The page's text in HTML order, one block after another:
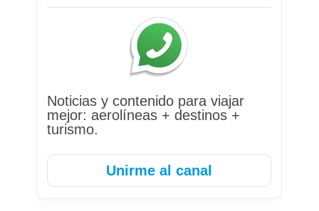
Noticias y contenido para viajar
mejor: aerolíneas + destinos +
turismo.
Unirme al canal